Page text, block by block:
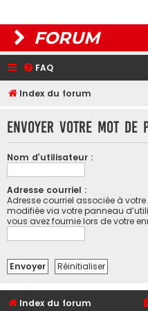
FORUM
FAQ
Index du forum
Envoyer votre mot de
Nom d’utilisateur :
Adresse courriel :
Adresse courriel associée à
modifiée via votre panneau
vous avez fournie lors de votre
Index du forum